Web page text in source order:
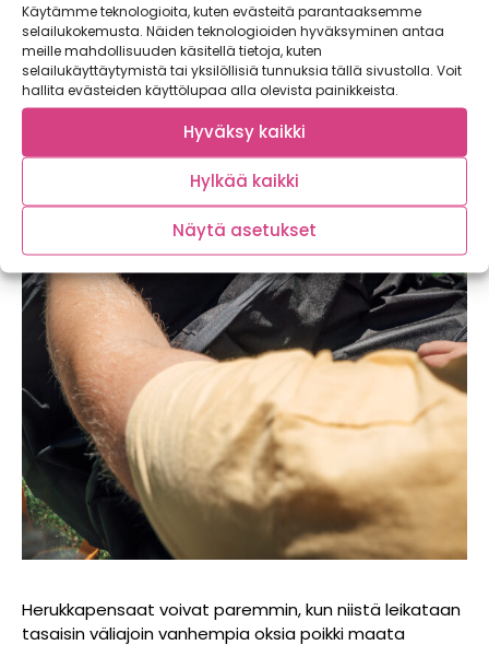
Käytämme teknologioita, kuten evästeitä parantaaksemme
selailukokemusta. Näiden teknologioiden hyväksyminen antaa
meille mahdollisuuden käsitellä tietoja, kuten
selailukäyttäytymistä tai yksilöllisiä tunnuksia tällä sivustolla. Voit
hallita evästeiden käyttölupaa alla olevista painikkeista.
Hyväksy kaikki
Hylkää kaikki
Näytä asetukset
Herukkapensaat voivat paremmin, kun niistä leikataan
tasaisin väliajoin vanhempia oksia poikki maata